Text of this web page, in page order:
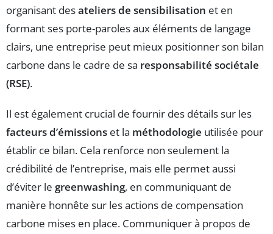
organisant desateliers de sensibilisation et en
formant ses porte-paroles aux éléments de langage
clairs, une entreprise peut mieux positionner son bilan
carbone dans le cadre de sa responsabilité sociétale
(RSE).
Il est également crucial de fournir des détails sur les
facteurs d’émissions et la méthodologie utilisée pour
établir ce bilan. Cela renforce non seulement la
crédibilité de l’entreprise, mais elle permet aussi
d’éviter le greenwashing, en communiquant de
manière honnête sur les actions de compensation
carbone mises en place. Communiquer à propos de